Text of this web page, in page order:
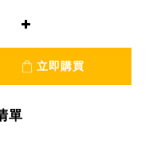
立即購買
單